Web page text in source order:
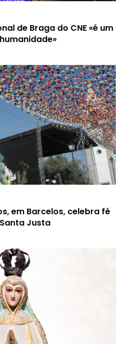
de Braga do CNE «é um
em Barcelos, celebra fé
Justa